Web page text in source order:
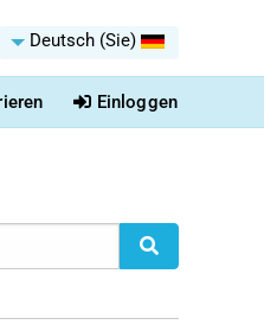
Deutsch (Sie)
Einloggen